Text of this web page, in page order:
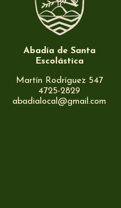
Abadía de Santa
Escolástica
Martín Rodríguez 547
4725-2829
abadialocal@gmail.com